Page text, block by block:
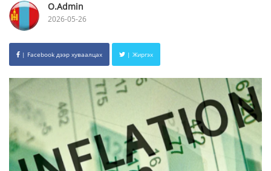
O.Admin
2026-05-26
| Facebook дээр хуваалцах | Жиргэх